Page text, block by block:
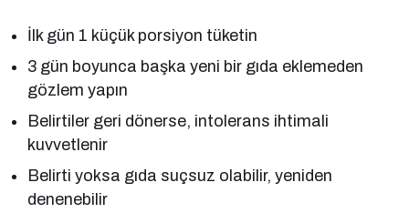
İlk gün 1 küçük porsiyon tüketin
3 gün boyunca başka yeni bir gıda eklemeden
gözlem yapın
Belirtiler geri dönerse, intolerans ihtimali
kuvvetlenir
Belirti yoksa gıda suçsuz olabilir, yeniden
denenebilir